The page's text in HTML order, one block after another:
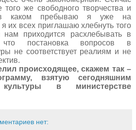
же свободного творчества и
в каком пребываю я уже на
их всех приглашаю хлебнуть того
приходится расхлебывать в
что постановка вопросов в
не соответствует реалиям и не
происходящее, скажем так –
взятую сегодняшним
культуры в министерстве
нет: